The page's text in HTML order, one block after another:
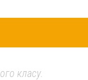
класу.